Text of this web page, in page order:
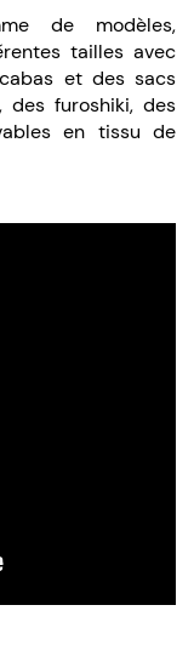
de modèles,
tailles avec
et des sacs
des furoshiki, des
en tissu de